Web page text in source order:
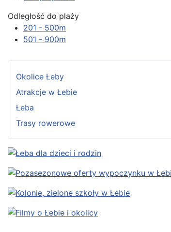
Odległość do plaży
201 - 500m
501 - 900m
Okolice Łeby
Atrakcje w Łebie
Łeba
Trasy rowerowe